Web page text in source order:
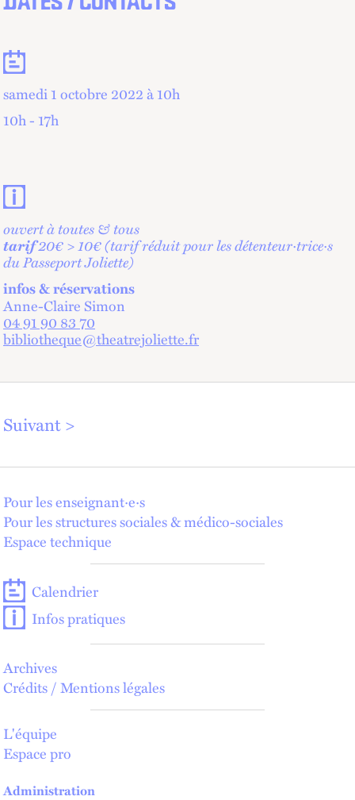
Dates
samedi 1 octobre 2022 à 10h
10h - 17h
Contacts et informations pratiques
ouvert à toutes & tous
tarif20€ > 10€ (tarif réduit pour les détenteur·trice·s
du Passeport Joliette)
infos & réservations
Anne-Claire Simon
04 91 90 83 70
bibliotheque@theatrejoliette.fr
Suivant
Pour les enseignant·e·s
Pour les structures sociales & médico-sociales
Espace technique
Calendrier
Infos pratiques
Archives
Crédits / Mentions légales
L'équipe
Espace pro
Administration